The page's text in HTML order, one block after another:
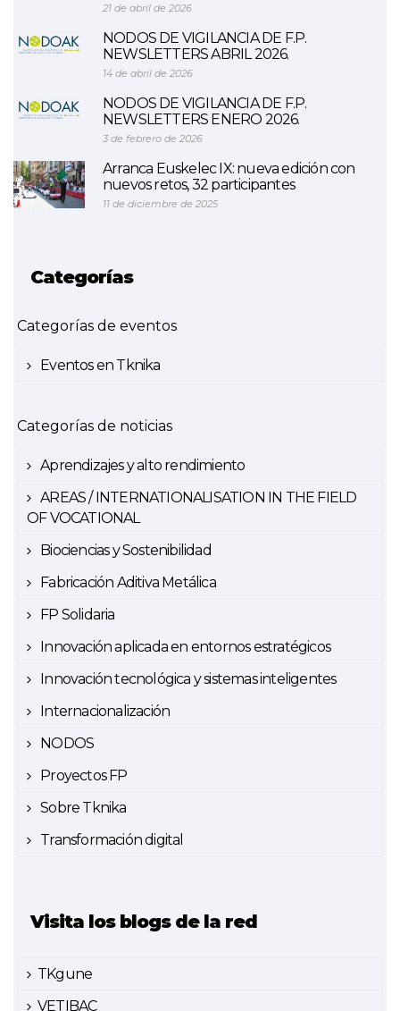
21 de abril de 2026
NODOS DE VIGILANCIA DE F.P.
NEWSLETTERS ABRIL 2026.
14 de abril de 2026
NODOS DE VIGILANCIA DE F.P.
NEWSLETTERS ENERO 2026.
3 de febrero de 2026
Arranca Euskelec IX: nueva edición con
nuevos retos, 32 participantes
11 de diciembre de 2025
Categorías
Categorías de eventos
Eventos en Tknika
Categorías de noticias
Aprendizajes y alto rendimiento
AREAS / INTERNATIONALISATION IN THE FIELD
OF VOCATIONAL
Biociencias y Sostenibilidad
Fabricación Aditiva Metálica
FP Solidaria
Innovación aplicada en entornos estratégicos
Innovación tecnológica y sistemas inteligentes
Internacionalización
NODOS
Proyectos FP
Sobre Tknika
Transformación digital
Visita los blogs de la red
TKgune
VETIBAC